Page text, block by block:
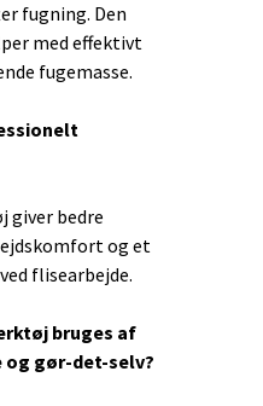
fugning. Den
med effektivt
fugemasse.
bedre
og et
flisearbejde.
bruges af
gør-det-selv?